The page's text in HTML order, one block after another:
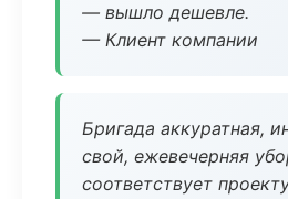
— вышло дешевле.
— Клиент компании
Бригада аккуратная,
свой, ежевечерняя
соответствует